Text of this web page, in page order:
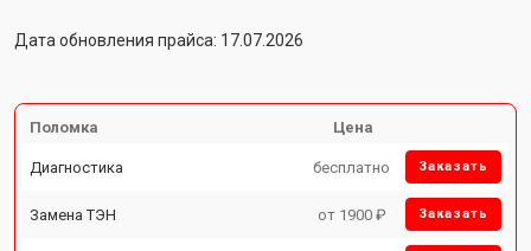
Дата обновления прайса: 17.07.2026
Поломка Цена
Диагностика бесплатно Заказать
Замена ТЭН от 1900 ₽ Заказать